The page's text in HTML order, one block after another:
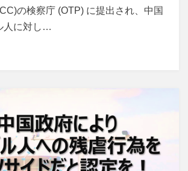
の検察庁 (OTP) に提出され、中国
人に対し…